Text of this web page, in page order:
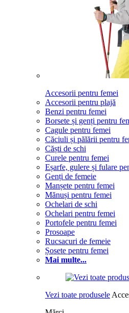
Accesorii pentru femei
Accesorii pentru plajă
Benzi pentru femei
Borsete și genți pentru
Cagule pentru femei
Căciuli și pălării pentru
Căști de schi
Curele pentru femei
Eșarfe, gulere și fulare
Genți de femeie
Manșete pentru femei
Mănuși pentru femei
Ochelari de schi
Ochelari pentru femei
Portofele pentru femei
Prosoape
Rucsacuri de femeie
Șosete pentru femei
Mai multe...
Vezi toate produsele